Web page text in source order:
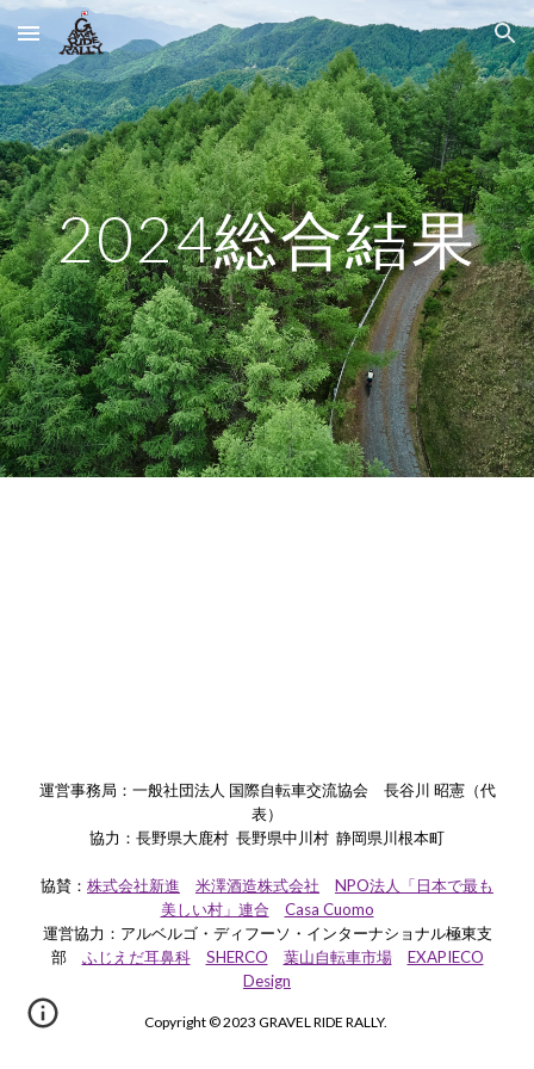
Skip to main content Skip to navigation
2024総合結果
運営事務局：一般社団法人 国際自転車交流協会 長谷川 昭憲（代
表）
協力：長野県大鹿村 長野県中川村 静岡県川根本町
協賛： 株式会社新進 米澤酒造株式会社
NPO法人「日本で最も
美しい村」連合
Casa Cuomo
運営協力 ：アルベルゴ・ディフーソ・インターナショナル極東支
部 ふじえだ耳鼻科 SHERCO 葉山自転車市場
EXAPIECO
Design
Copyright © 2023 GRAVEL RIDE RALLY.